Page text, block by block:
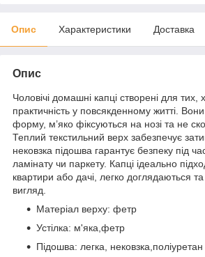
Опис Характеристики Доставка
Опис
Чоловічі домашні капці створені для тих,
практичність у повсякденному житті.
форму, м’яко фіксуються на нозі та не
Теплий текстильний верх забезпечує
нековзка підошва гарантує безпеку під
ламінату чи паркету. Капці ідеально
квартири або дачі, легко доглядаються
вигляд.
Матеріал верху: фетр
Устілка: м'яка,фетр
Підошва: легка, нековзка,поліуретан